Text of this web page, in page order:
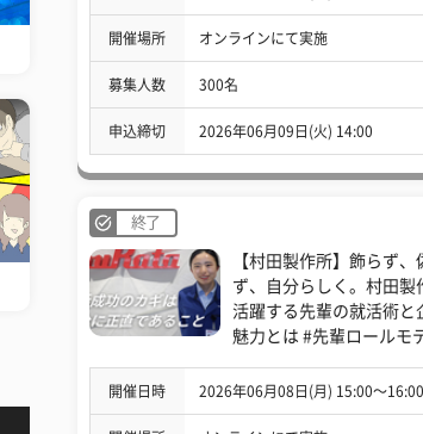
開催場所 オンラインにて実施
募集人数 300名
申込締切 2026年06月09日(火) 14:00
終了
【村田製作所】飾らず、
ず、自分らしく。村田製
活躍する先輩の就活術と
魅力とは #先輩ロールモ
開催日時 2026年06月08日(月) 15:00〜16:00